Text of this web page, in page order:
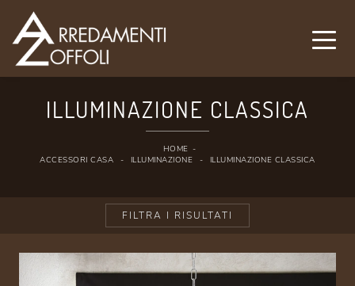
ILLUMINAZIONE CLASSICA
HOME -
ACCESSORI CASA
- ILLUMINAZIONE - ILLUMINAZIONE CLASSICA
FILTRA I RISULTATI